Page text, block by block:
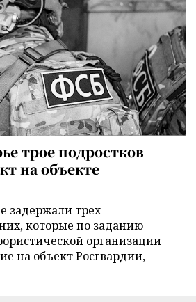
трое подростков
на объекте
задержали трех
которые по заданию
организации
на объект Росгвардии,